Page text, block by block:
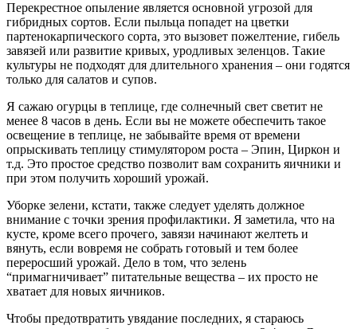
Перекрестное опыление является основной угрозой для
гибридных сортов. Если пыльца попадет на цветки
партенокарпического сорта, это вызовет пожелтение, гибель
завязей или развитие кривых, уродливых зеленцов. Такие
культуры не подходят для длительного хранения – они годятся
только для салатов и супов.
Я сажаю огурцы в теплице, где солнечный свет светит не
менее 8 часов в день. Если вы не можете обеспечить такое
освещение в теплице, не забывайте время от времени
опрыскивать теплицу стимулятором роста – Эпин, Циркон и
т.д. Это простое средство позволит вам сохранить яичники и
при этом получить хороший урожай.
Уборке зелени, кстати, также следует уделять должное
внимание с точки зрения профилактики. Я заметила, что на
кусте, кроме всего прочего, завязи начинают желтеть и
вянуть, если вовремя не собрать готовый и тем более
переросший урожай. Дело в том, что зелень
“примагничивает” питательные вещества – их просто не
хватает для новых яичников.
Чтобы предотвратить увядание последних, я стараюсь